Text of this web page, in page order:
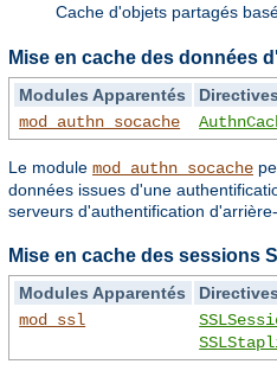
Cache d'objets partagés
Mise en cache des données
Modules Apparentés
mod_authn_socache
Le module mod_authn_socache
données issues d'une
serveurs d'authentification d'arrière-
Mise en cache des sessions
Modules Apparentés
mod_ssl